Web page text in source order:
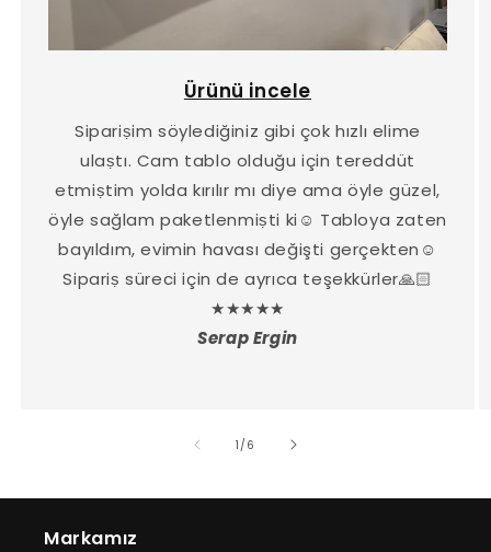
Ürünü incele
Sipariṣim söylediğiniz gibi çok hızlı elime
ulaṣtı. Cam tablo olduğu için tereddüt
etmiṣtim yolda kırılır mı diye ama öyle güzel,
öyle sağlam paketlenmiṣti ki☺️ Tabloya zaten
bayıldım, evimin havası değişti gerçekten☺️
Sipariṣ süreci için de ayrıca teşekkürler🙏🏻
★★★★★
Serap Ergin
1 //6
Markamız